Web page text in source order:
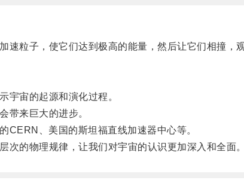
粒子，使它们达到极高的能量，然后让它们相撞，观
宙的起源和演化过程。
来巨大的进步。
、美国的斯坦福直线加速器中心等。
的物理规律，让我们对宇宙的认识更加深入和全面。